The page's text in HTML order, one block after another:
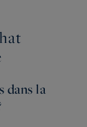
dans la